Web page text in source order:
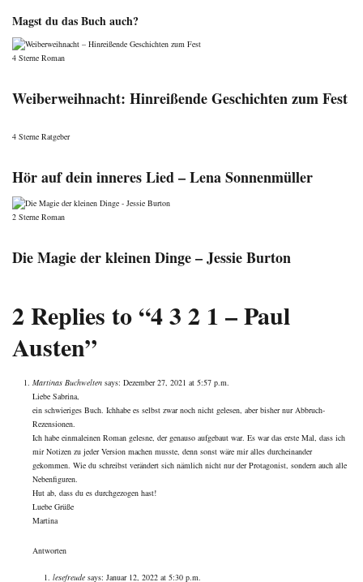
Magst du das Buch auch?
Categories
4 Sterne Roman
Weiberweihnacht: Hinreißende Geschichten zum Fest
Categories
4 Sterne Ratgeber
Hör auf dein inneres Lied – Lena Sonnenmüller
Categories
2 Sterne Roman
Die Magie der kleinen Dinge – Jessie Burton
2 Replies to “4 3 2 1 – Paul
Austen”
Martinas Buchwelten says: Dezember 27, 2021 at 5:57 p.m.
Liebe Sabrina,
ein schwieriges Buch. Ichhabe es selbst zwar noch nicht gelesen, aber bisher nur Abbruch-
Rezensionen.
Ich habe einmaleinen Roman gelesne, der genauso aufgebaut war. Es war das erste Mal, dass ich
mir Notizen zu jeder Version machen musste, denn sonst wäre mir alles durcheinander
gekommen. Wie du schreibst verändert sich nämlich nicht nur der Protagonist, sondern auch alle
Nebenfiguren.
Hut ab, dass du es durchgezogen hast!
Luebe Grüße
Martina
Antworten
lesefreude says: Januar 12, 2022 at 5:30 p.m.